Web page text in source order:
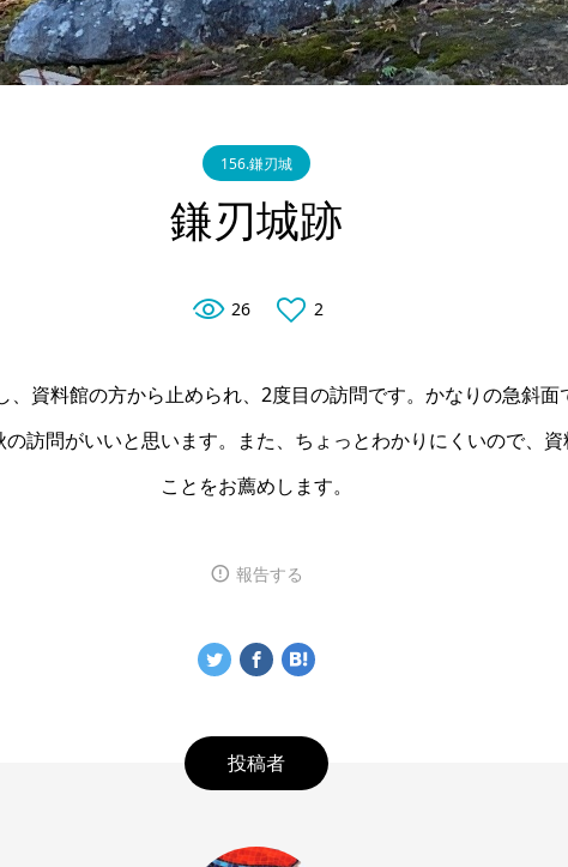
156.鎌刃城
鎌刃城跡
26 2
資料館の方から止められ、2度目の訪問です。かなりの急斜面
訪問がいいと思います。また、ちょっとわかりにくいので、
ことをお薦めします。
報告する
投稿者